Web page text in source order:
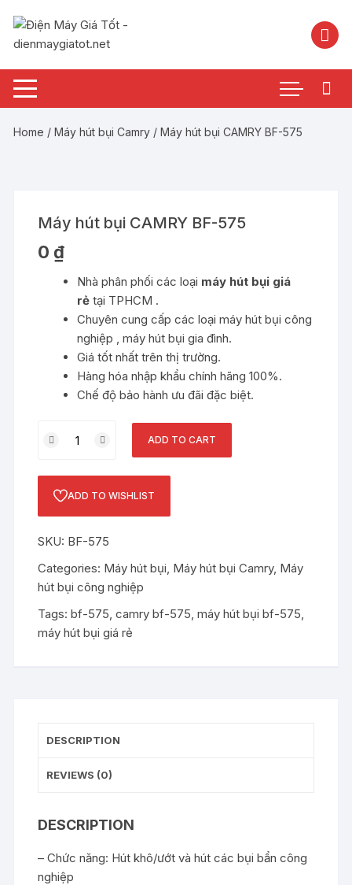
nội
Home /Máy hút bụi Camry / Máy hút bụi CAMRY BF-575
Máy hút bụi CAMRY BF-575
0 ₫
Nhà phân phối các loại máy hút bụi giá
rẻ tại TPHCM .
Chuyên cung cấp các loại máy hút bụi công
nghiệp , máy hút bụi gia đình.
Giá tốt nhất trên thị trường.
Hàng hóa nhập khẩu chính hãng 100%.
Chế độ bảo hành ưu đãi đặc biệt.
hút
CAMRY
BF-
quantity
ADD TO CART
ADD TO WISHLIST
SKU: BF-575
Categories: Máy hút bụi, Máy hút bụi Camry, Máy
hút bụi công nghiệp
Tags:bf-575,camry bf-575,máy hút bụi bf-575,
máy hút bụi giá rẻ
DESCRIPTION
REVIEWS (0)
DESCRIPTION
– Chức năng: Hút khô/ướt và hút các bụi bẩn công
nghiệp